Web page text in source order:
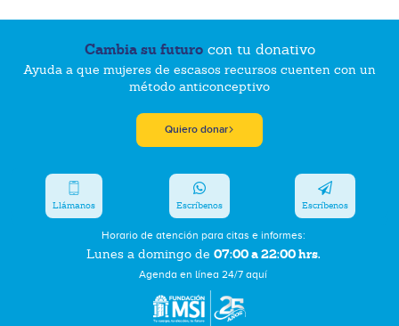
Cambia su futurocon tu donativo
Ayuda a que mujeres de escasos recursos cuenten con un
método anticonceptivo
Quiero donar
Horario de atención para citas e informes:
Lunes a domingo de 07:00 a 22:00 hrs.
Agenda en línea 24/7 aquí
Llámanos Escríbenos Escríbenos